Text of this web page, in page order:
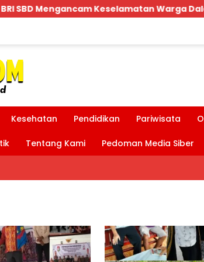
Warga Dalam Perjalanan Akan
Kesehatan Pendidikan Pariwisata
Tentang Kami Pedoman Media Siber